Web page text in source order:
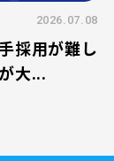
2026.07.08
採用が難し
大...